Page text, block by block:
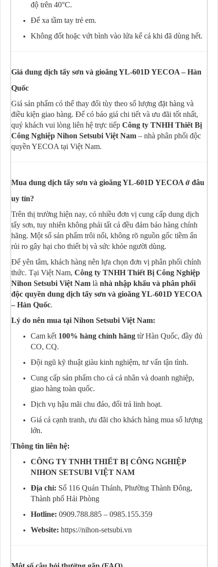
độ trên 40°C.
Để xa tầm tay trẻ em.
Không đốt hoặc vứt bình vào lửa kể cả khi đã dùng hết.
Giá dung dịch tẩy sơn và gioăng YL-601D YECOA – Hàn
Quốc
Giá sản phẩm có thể thay đổi tùy theo số lượng đặt hàng và
điều kiện giao hàng. Để có báo giá chi tiết và ưu đãi tốt nhất,
quý khách vui lòng liên hệ trực tiếp Công ty TNHH Thiết Bị
Công Nghiệp Nihon Setsubi Việt Nam – nhà phân phối độc
quyền YECOA tại Việt Nam.
Mua dung dịch tẩy sơn và gioăng YL-601D YECOA ở đâu
uy tín?
Trên thị trường hiện nay, có nhiều đơn vị cung cấp dung dịch
tẩy sơn, tuy nhiên không phải tất cả đều đảm bảo hàng chính
hãng. Một số sản phẩm trôi nổi, không rõ nguồn gốc tiềm ẩn
rủi ro gây hại cho thiết bị và sức khỏe người dùng.
Để yên tâm, khách hàng nên lựa chọn đơn vị phân phối chính
thức. Tại Việt Nam, Công ty TNHH Thiết Bị Công Nghiệp
Nihon Setsubi Việt Nam là nhà nhập khẩu và phân phối
độc quyền dung dịch tẩy sơn và gioăng YL-601D YECOA
– Hàn Quốc.
Lý do nên mua tại Nihon Setsubi Việt Nam:
Cam kết 100% hàng chính hãng từ Hàn Quốc, đầy đủ
CO, CQ.
Đội ngũ kỹ thuật giàu kinh nghiệm, tư vấn tận tình.
Cung cấp sản phẩm cho cả cá nhân và doanh nghiệp,
giao hàng toàn quốc.
Dịch vụ hậu mãi chu đáo, đổi trả linh hoạt.
Giá cả cạnh tranh, ưu đãi cho khách hàng mua số lượng
lớn.
Thông tin liên hệ:
CÔNG TY TNHH THIẾT BỊ CÔNG NGHIỆP
NIHON SETSUBI VIỆT NAM
Địa chỉ: Số 116 Quán Thánh, Phường Thành Đông,
Thành phố Hải Phòng
Hotline: 0909.788.885 – 0985.155.359
Website: https://nihon-setsubi.vn